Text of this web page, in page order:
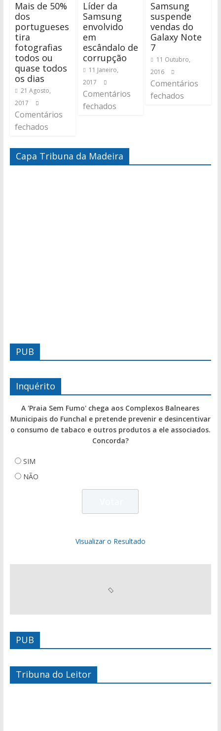
Mais de 50%
dos
portugueses
tira
fotografias
todos ou
quase todos
os dias
21 Agosto,
2017
Comentários
fechados
Líder da
Samsung
envolvido
em
escândalo de
corrupção
11 Janeiro,
2017
Comentários
fechados
Samsung
suspende
vendas do
Galaxy Note
7
11 Outubro,
2016
Comentários
fechados
Capa Tribuna da Madeira
PUB
Inquérito
A 'Praia Sem Fumo' chega aos Complexos Balneares
Municipais do Funchal e pretende prevenir e desincentivar
o consumo de tabaco e outros produtos a ele associados.
Concorda?
SIM
NÃO
Visualizar o Resultado
PUB
Tribuna do Leitor